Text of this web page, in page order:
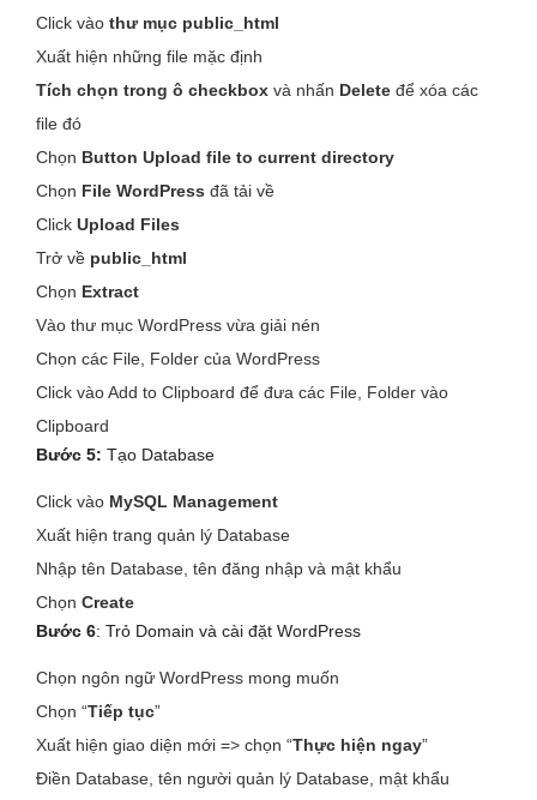
Click vào thư mục public_html
Xuất hiện những file mặc định
Tích chọn trong ô checkbox và nhấn Delete để xóa các
file đó
Chọn Button Upload file to current directory
Chọn File WordPress đã tải về
Click Upload Files
Trở về public_html
Chọn Extract
Vào thư mục WordPress vừa giải nén
Chọn các File, Folder của WordPress
Click vào Add to Clipboard để đưa các File, Folder vào
Clipboard
Bước 5: Tạo Database
Click vào MySQL Management
Xuất hiện trang quản lý Database
Nhập tên Database, tên đăng nhập và mật khẩu
Chọn Create
Bước 6: Trỏ Domain và cài đặt WordPress
Chọn ngôn ngữ WordPress mong muốn
Chọn “Tiếp tục”
Xuất hiện giao diện mới => chọn “Thực hiện ngay”
Điền Database, tên người quản lý Database, mật khẩu